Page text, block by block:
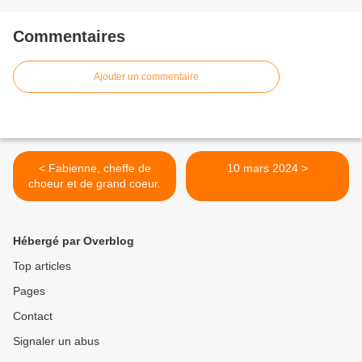
Commentaires
Ajouter un commentaire
< Fabienne, cheffe de
choeur et de grand coeur.
10 mars 2024 >
Hébergé par Overblog
Top articles
Pages
Contact
Signaler un abus